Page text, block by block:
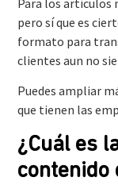
pero sí que es
formato para
clientes aun no
Puedes ampliar
que tienen las
¿Cuál es
contenido